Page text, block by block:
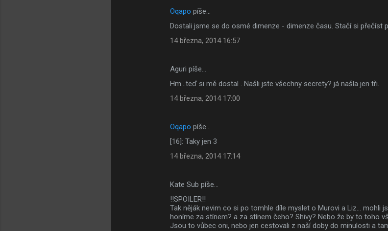
Oqapo píše…
Dostali jsme se do osmé dimenze - dimenze času. Stačí si přečíst
14 března, 2014 16:57
Aguri píše…
Hm...teď si mě dostal . Našli jste všechny secrety? já našla jen tři.
14 března, 2014 17:00
Oqapo píše…
[16]: Taky jen 3
14 března, 2014 17:14
Kate Sub píše…
!!SPOILER!!
Tak něják nevim co si po tomhle díle myslet o Murovi a Liz... mohli
honíme za stínem? a za stínem čeho? Shivy? Nebo že by to toho
Jsou to vůbec oni, nebo jen cestovali z naší doby do minulosti a